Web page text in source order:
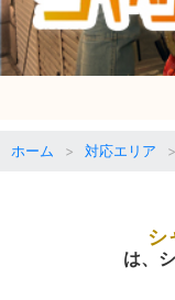
ホーム 対応エリア
シ
は、